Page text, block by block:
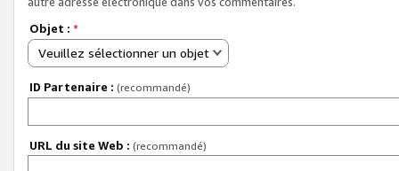
Objet : *
Veuillez sélectionner un objet
ID Partenaire : (recommandé)
URL du site Web : (recommandé)